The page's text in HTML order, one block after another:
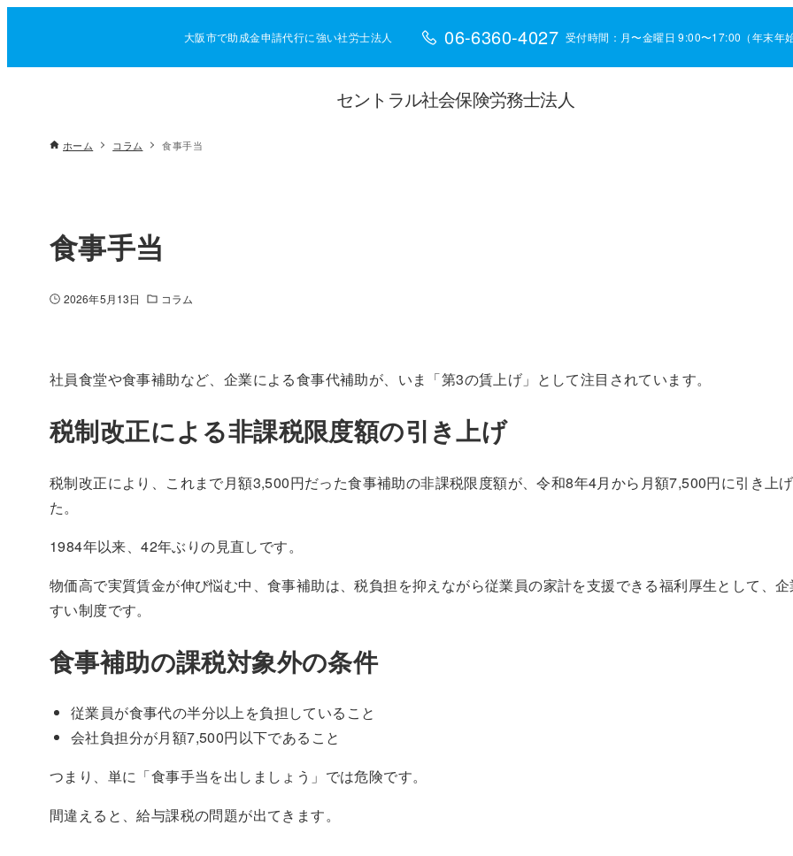
大阪市で助成金申請代行に強い社労士法人 06-6360-4027 受付時間：月〜金曜日 9:00〜17:00（年末年
セントラル社会保険労務士法人
ホーム コラム 食事手当
食事手当
2026年5月13日 コラム
社員食堂や食事補助など、企業による食事代補助が、いま「第3の賃上げ」として注目されています。
税制改正による非課税限度額の引き上げ
税制改正により、これまで月額3,500円だった食事補助の非課税限度額が、令和8年4月から月額7,500円に引き上
た。
1984年以来、42年ぶりの見直しです。
物価高で実質賃金が伸び悩む中、食事補助は、税負担を抑えながら従業員の家計を支援できる福利厚生として、
すい制度です。
食事補助の課税対象外の条件
従業員が食事代の半分以上を負担していること
会社負担分が月額7,500円以下であること
つまり、単に「食事手当を出しましょう」では危険です。
間違えると、給与課税の問題が出てきます。